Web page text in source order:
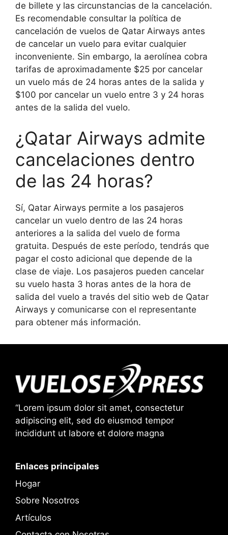
de billete y las circunstancias de la cancelación.
Es recomendable consultar la política de
cancelación de vuelos de Qatar Airways antes
de cancelar un vuelo para evitar cualquier
inconveniente. Sin embargo, la aerolínea cobra
tarifas de aproximadamente $25 por cancelar
un vuelo más de 24 horas antes de la salida y
$100 por cancelar un vuelo entre 3 y 24 horas
antes de la salida del vuelo.
¿Qatar Airways admite
cancelaciones dentro
de las 24 horas?
Sí, Qatar Airways permite a los pasajeros
cancelar un vuelo dentro de las 24 horas
anteriores a la salida del vuelo de forma
gratuita. Después de este período, tendrás que
pagar el costo adicional que depende de la
clase de viaje. Los pasajeros pueden cancelar
su vuelo hasta 3 horas antes de la hora de
salida del vuelo a través del sitio web de Qatar
Airways y comunicarse con el representante
para obtener más información.
“Lorem ipsum dolor sit amet, consectetur
adipiscing elit, sed do eiusmod tempor
incididunt ut labore et dolore magna
Enlaces principales
Hogar
Sobre Nosotros
Artículos